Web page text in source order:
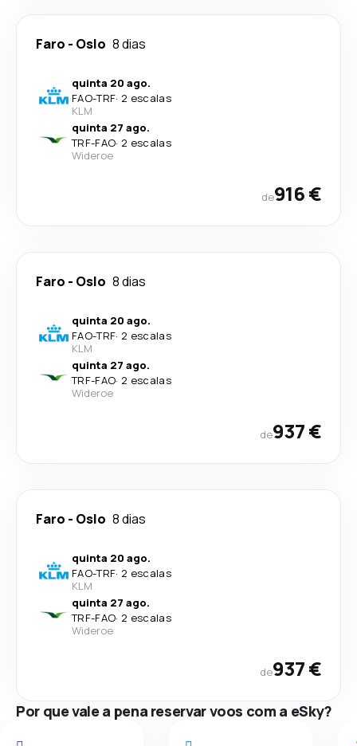
Faro - Oslo 8 dias
quinta 20 ago.
FAO-TRF· 2 escalas
KLM
quinta 27 ago.
TRF-FAO· 2 escalas
Wideroe
de916 €
Faro - Oslo 8 dias
quinta 20 ago.
FAO-TRF· 2 escalas
KLM
quinta 27 ago.
TRF-FAO· 2 escalas
Wideroe
de937 €
Faro - Oslo 8 dias
quinta 20 ago.
FAO-TRF· 2 escalas
KLM
quinta 27 ago.
TRF-FAO· 2 escalas
Wideroe
de937 €
Por que vale a pena reservar voos com a eSky?